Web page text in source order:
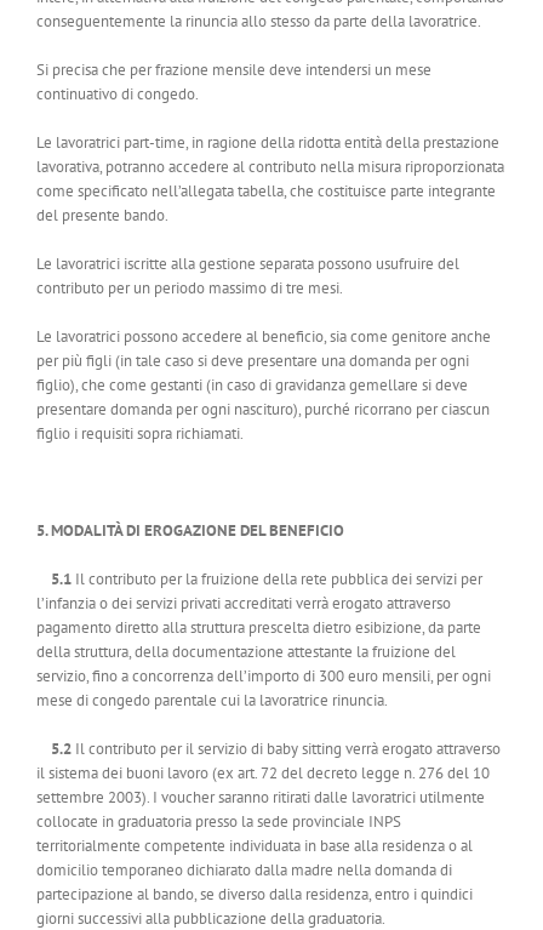
conseguentemente la rinuncia allo stesso da parte della lavoratrice.
Si precisa che per frazione mensile deve intendersi un mese
continuativo di congedo.
Le lavoratrici part-time, in ragione della ridotta entità della prestazione
lavorativa, potranno accedere al contributo nella misura riproporzionata
come specificato nell’allegata tabella, che costituisce parte integrante
del presente bando.
Le lavoratrici iscritte alla gestione separata possono usufruire del
contributo per un periodo massimo di tre mesi.
Le lavoratrici possono accedere al beneficio, sia come genitore anche
per più figli (in tale caso si deve presentare una domanda per ogni
figlio), che come gestanti (in caso di gravidanza gemellare si deve
presentare domanda per ogni nascituro), purché ricorrano per ciascun
figlio i requisiti sopra richiamati.
5. MODALITÀ DI EROGAZIONE DEL BENEFICIO
5.1 Il contributo per la fruizione della rete pubblica dei servizi per
l’infanzia o dei servizi privati accreditati verrà erogato attraverso
pagamento diretto alla struttura prescelta dietro esibizione, da parte
della struttura, della documentazione attestante la fruizione del
servizio, fino a concorrenza dell’importo di 300 euro mensili, per ogni
mese di congedo parentale cui la lavoratrice rinuncia.
5.2 Il contributo per il servizio di baby sitting verrà erogato attraverso
il sistema dei buoni lavoro (ex art. 72 del decreto legge n. 276 del 10
settembre 2003). I voucher saranno ritirati dalle lavoratrici utilmente
collocate in graduatoria presso la sede provinciale INPS
territorialmente competente individuata in base alla residenza o al
domicilio temporaneo dichiarato dalla madre nella domanda di
partecipazione al bando, se diverso dalla residenza, entro i quindici
giorni successivi alla pubblicazione della graduatoria.